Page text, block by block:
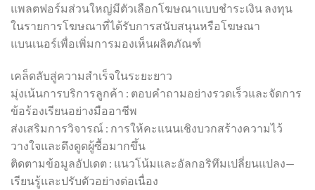
แพลตฟอร์มส่วนใหญ่มีตัวเลือกโฆษณาแบบชำระเงิน ลงทุน
ในรายการโฆษณาที่ได้รับการสนับสนุนหรือโฆษณา
แบนเนอร์เพื่อเพิ่มการมองเห็นผลิตภัณฑ์
เคล็ดลับสู่ความสำเร็จในระยะยาว
มุ่งเน้นการบริการลูกค้า : ตอบคำถามอย่างรวดเร็วและจัดการ
ข้อร้องเรียนอย่างมืออาชีพ
ส่งเสริมการวิจารณ์ : การให้คะแนนเชิงบวกสร้างความไว้
วางใจและดึงดูดผู้ซื้อมากขึ้น
ติดตามข้อมูลอัปเดต : แนวโน้มและอัลกอริทึมเปลี่ยนแปลง—
เรียนรู้และปรับตัวอย่างต่อเนื่อง